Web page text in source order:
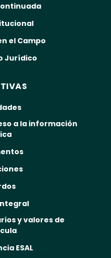
el Campo
Jurídico
a la información
y valores de
ESAL